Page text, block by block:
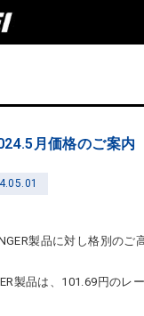
月価格のご案内
製品に対し格別のご
製品は、101.69円のレ